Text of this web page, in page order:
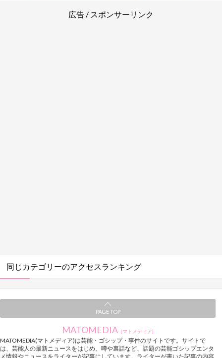
広告 / スポンサーリンク
同じカテゴリーのアクセスランキング
PAGE TOP
MATOMEDIA [マトメディア]
MATOMEDIA(マトメディア)は芸能・ゴシップ・事件のサイトです。サイトで
は、芸能人の最新ニュースをはじめ、噂や裏話など、話題の芸能ゴシップエンタ
メ情報やニュースをライターが記事にしています。ライターが書いた記事の内容